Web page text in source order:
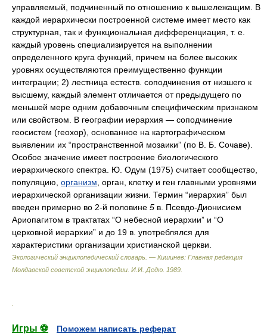
управляемый, подчиненный по отношению к вышележащим. В
каждой иерархически построенной системе имеет место как
структурная, так и функциональная дифференциация, т. е.
каждый уровень специализируется на выполнении
определенного круга функций, причем на более высоких
уровнях осуществляются преимущественно функции
интеграции; 2) лестница естеств. соподчинения от низшего к
высшему, каждый элемент отличается от предыдущего по
меньшей мере одним добавочным специфическим признаком
или свойством. В географии иерархия — соподчинение
геосистем (геохор), основанное на картографическом
выявлении их “пространственной мозаики” (по В. Б. Сочаве).
Особое значение имеет построение биологического
иерархического спектра. Ю. Одум (1975) считает сообщество,
популяцию, организм , орган, клетку и ген главными уровнями
иерархической организации жизни. Термин “иерархия” был
введен примерно во 2-й половине 5 в. Псевдо-Дионисием
Ариопагитом в трактатах “О небесной иерархии” и “О
церковной иерархии” и до 19 в. употреблялся для
характеристики организации христианской церкви.
Экологический энциклопедический словарь. — Кишинев: Главная редакция
Молдавской советской энциклопедии И.И. Дедю 1989
Игры ⚽
Поможем написать реферат